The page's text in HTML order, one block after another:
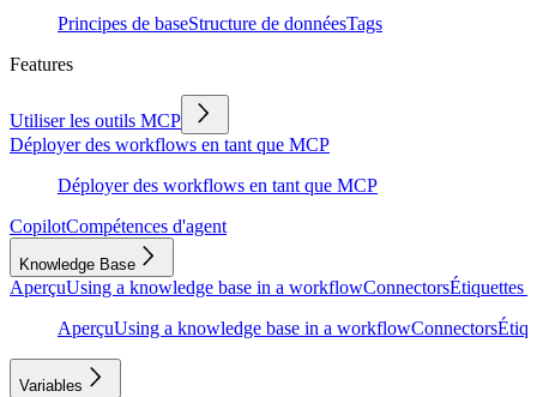
Principes de baseStructure de donnéesTags
Features
Utiliser les outils MCP
Déployer des workflows en tant que MCP
Déployer des workflows en tant que MCP
CopilotCompétences d'agent
Knowledge Base
AperçuUsing a knowledge base in a workflowConnectorsÉtiquettes
AperçuUsing a knowledge base in a workflowConnectors
Variables